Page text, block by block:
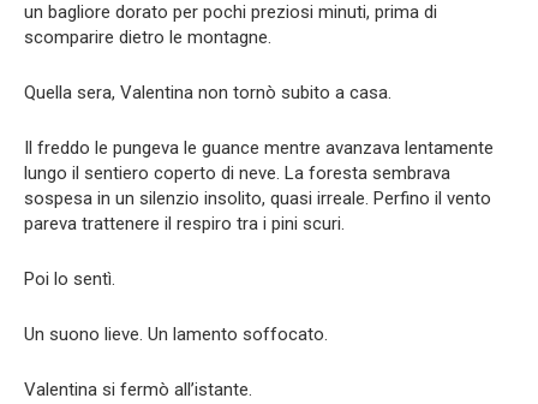
un bagliore dorato per pochi preziosi minuti, prima di
scomparire dietro le montagne.
Quella sera, Valentina non tornò subito a casa.
Il freddo le pungeva le guance mentre avanzava lentamente
lungo il sentiero coperto di neve. La foresta sembrava
sospesa in un silenzio insolito, quasi irreale. Perfino il vento
pareva trattenere il respiro tra i pini scuri.
Poi lo sentì.
Un suono lieve. Un lamento soffocato.
Valentina si fermò all’istante.